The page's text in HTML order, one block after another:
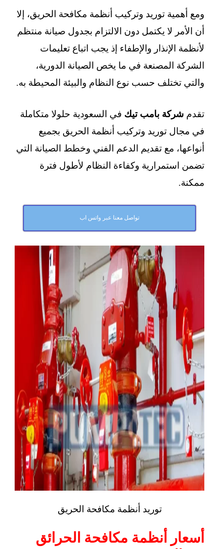
ومع أهمية توريد وتركيب أنظمة مكافحة الحريق، إلا
أن الأمر لا يكتمل دون الالتزام بجدول صيانة منتظم
لأنظمة الإنذار والإطفاء إذ يجب اتباع تعليمات
الشركة المصنعة في ما يخص الصيانة الدورية،
والتي تختلف حسب نوع النظام والبيئة المحيطة به.
تقدم شركة بامب تيك في السعودية حلولا متكاملة
في مجال توريد وتركيب أنظمة الحريق بجميع
أنواعها، مع تقديم الدعم الفني وخطط الصيانة التي
تضمن استمرارية وكفاءة النظام لأطول فترة
ممكنة.
تواصل معنا عبر واتس اب
توريد أنظمة مكافحة الحريق
أسعار أنظمة مكافحة الحرائق